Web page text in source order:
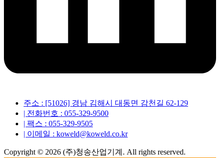
주소 : [51026] 경남 김해시 대동면 감천길 62-129
| 전화번호 : 055-329-9500
| 팩스 : 055-329-9505
| 이메일 : koweld@koweld.co.kr
Copyright © 2026 (주)청송산업기계. All rights reserved.